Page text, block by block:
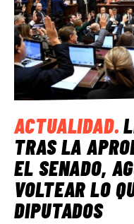
ACTUALIDAD.
TRAS LA
EL SENADO,
VOLTEAR LO
DIPUTADOS